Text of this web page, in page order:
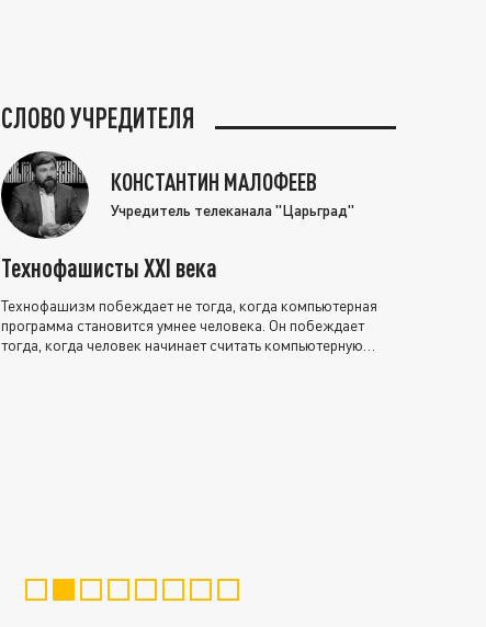
СЛОВО УЧРЕДИТЕЛЯ
КОНСТАНТИН МАЛОФЕЕВ
Учредитель телеканала "Царьград"
Технофашисты XXI века
Технофашизм побеждает не тогда, когда компьютерная
программа становится умнее человека. Он побеждает
тогда, когда человек начинает считать компьютерную